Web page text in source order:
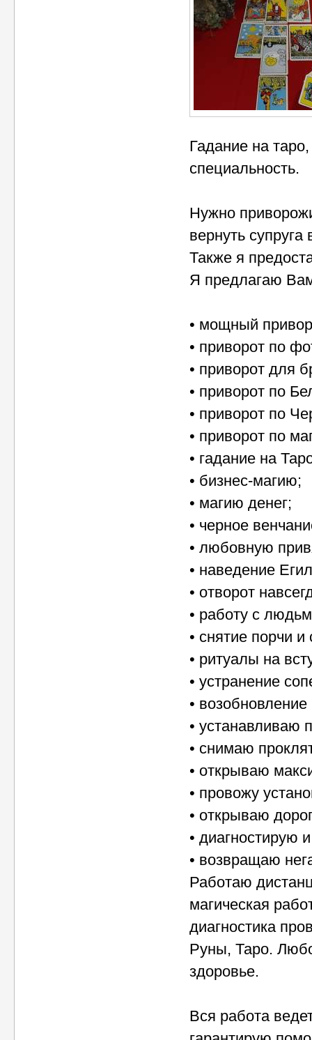
Гадание на
специальность.
Нужно
вернуть
Также я
Я предлагаю
• мощный
• приворот по
• приворот для
• приворот по
• приворот по
• приворот по
• гадание на
• бизнес-магию;
• магию денег;
• черное
• любовную
• наведение
• отворот
• работу с
• снятие порчи и
• ритуалы на
• устранение
•
• устанавливаю
• снимаю
• открываю
• провожу
• открываю
• диагностирую
• возвращаю
Работаю
магическая
диагностика
Руны, Таро.
здоровье.
Вся работа